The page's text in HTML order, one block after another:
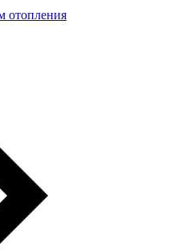
отопления